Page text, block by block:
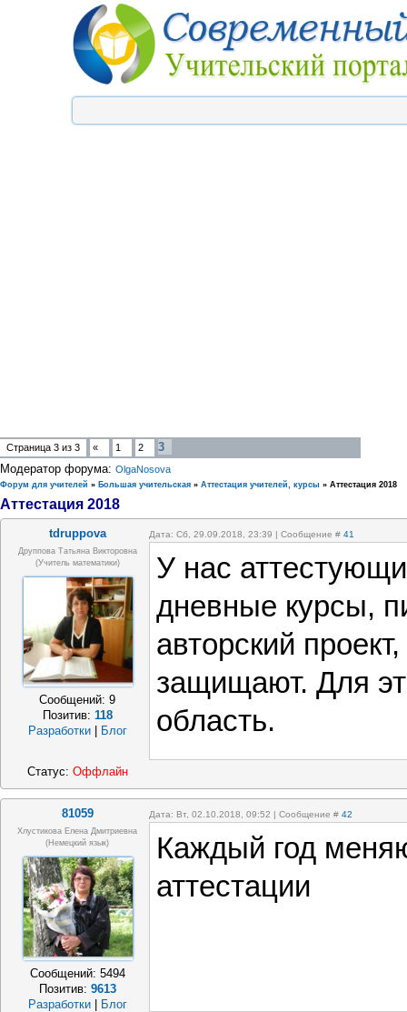
Страница 3 из 3 « 1 2
3
Модератор форума: OlgaNosova
Форум для учителей » Большая учительская » Аттестация учителей, курсы » Аттестация 2018
Аттестация 2018
tdruppova Дата: Сб, 29.09.2018, 23:39 | Сообщение # 41
Друппова Татьяна Викторовна
(учитель математики)
Сообщений:9
Позитив: 118
Разработки | Блог
У нас
дневные курсы,
авторский
защищают. Для
область.
Статус: Оффлайн
81059 Дата: Вт, 02.10.2018, 09:52 | Сообщение # 42
Хлустикова Елена Дмитриевна
(немецкий язык)
Сообщений: 5494
Позитив: 9613
Разработки
Блог
Каждый год
аттестации